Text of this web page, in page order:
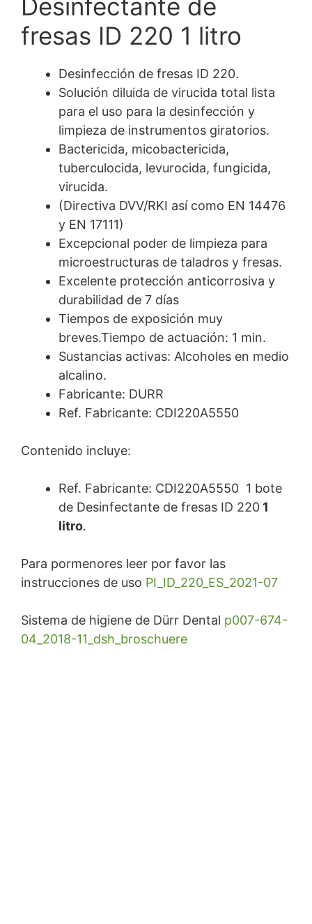
Desinfectante de
fresas ID 220 1 litro
Desinfección de fresas ID 220.
Solución diluida de virucida total lista
para el uso para la desinfección y
limpieza de instrumentos giratorios.
Bactericida, micobactericida,
tuberculocida, levurocida, fungicida,
virucida.
(Directiva DVV/RKI así como EN 14476
y EN 17111)
Excepcional poder de limpieza para
microestructuras de taladros y fresas.
Excelente protección anticorrosiva y
durabilidad de 7 días
Tiempos de exposición muy
breves.Tiempo de actuación: 1 min.
Sustancias activas: Alcoholes en medio
alcalino.
Fabricante: DURR
Ref. Fabricante: CDI220A5550
Contenido incluye:
Ref. Fabricante: CDI220A5550 1 bote
de Desinfectante de fresas ID 220 1
litro.
Para pormenores leer por favor las
instrucciones de uso PI_ID_220_ES_2021-07
Sistema de higiene de Dürr Dental p007-674-
04_2018-11_dsh_broschuere